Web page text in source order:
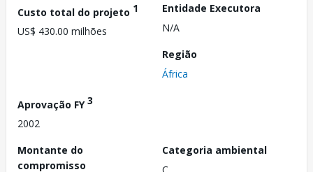
Custo total do projeto 1
US$ 430.00 milhões
Entidade Executora
N/A
Região
África
Aprovação FY3
2002
Montante do
compromisso
Categoria ambiental